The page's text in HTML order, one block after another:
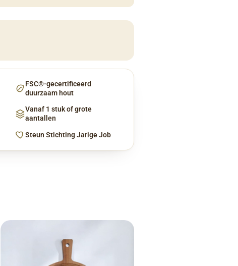
FSC®-gecertificeerd
duurzaam hout
Vanaf 1 stuk of grote
aantallen
Steun Stichting Jarige Job